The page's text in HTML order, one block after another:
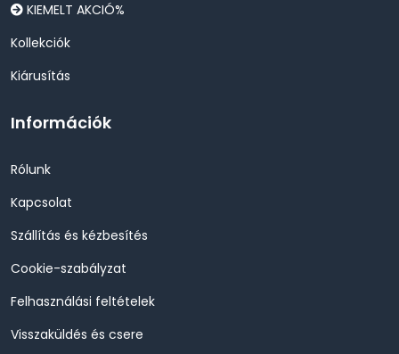
KIEMELT AKCIÓ%
Kollekciók
Kiárusítás
Információk
Rólunk
Kapcsolat
Szállítás és kézbesítés
Cookie-szabályzat
Felhasználási feltételek
Visszaküldés és csere